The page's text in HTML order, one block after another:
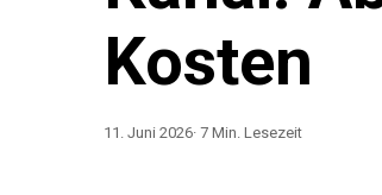
Kosten
11. Juni 2026· 7 Min. Lesezeit